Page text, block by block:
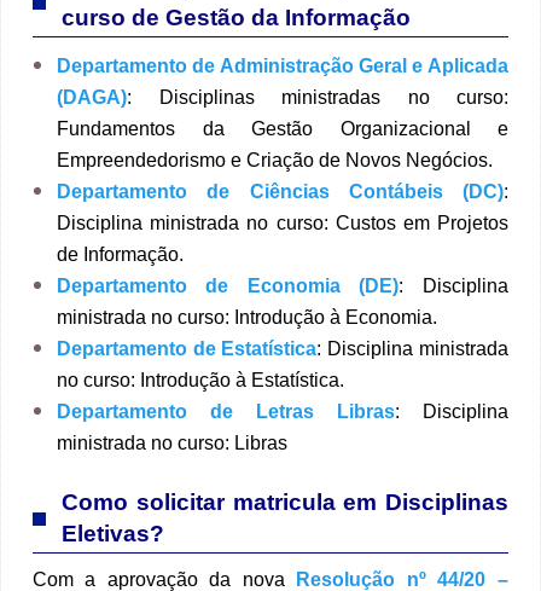
curso de Gestão da Informação
Departamento de Administração Geral e Aplicada
(DAGA): Disciplinas ministradas no curso:
Fundamentos da Gestão Organizacional e
Empreendedorismo e Criação de Novos Negócios.
Departamento de Ciências Contábeis (DC):
Disciplina ministrada no curso: Custos em Projetos
de Informação.
Departamento de Economia (DE):
Disciplina
ministrada no curso: Introdução à Economia.
Departamento de Estatística: Disciplina ministrada
no curso: Introdução à Estatística.
Departamento de Letras Libras: Disciplina
ministrada no curso: Libras
Como solicitar matricula em Disciplinas
Eletivas?
Com a aprovação da nova
Resolução nº 44/20 –